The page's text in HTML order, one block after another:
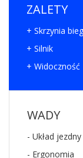
ZALETY
+ Skrzynia
+ Silnik
+ Widoczność
WADY
- Układ jezdny
- Ergonomia